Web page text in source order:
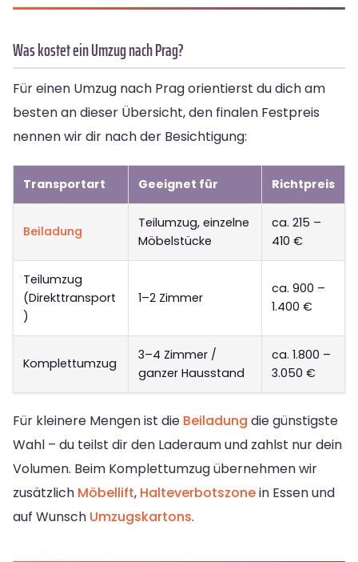
Was kostet ein Umzug nach Prag?
Für einen Umzug nach Prag orientierst du dich am
besten an dieser Übersicht, den finalen Festpreis
nennen wir dir nach der Besichtigung:
Transportart Geeignet für Richtpreis
Beiladung
Teilumzug, einzelne
Möbelstücke
ca. 215 –
410 €
Teilumzug
(Direkttransport
)
1–2 Zimmer
ca. 900 –
1.400 €
Komplettumzug
3–4 Zimmer /
ganzer Hausstand
ca. 1.800 –
3.050 €
Für kleinere Mengen ist die Beiladung die günstigste
Wahl – du teilst dir den Laderaum und zahlst nur dein
Volumen. Beim Komplettumzug übernehmen wir
zusätzlich Möbellift, Halteverbotszonein Essen und
auf Wunsch Umzugskartons.